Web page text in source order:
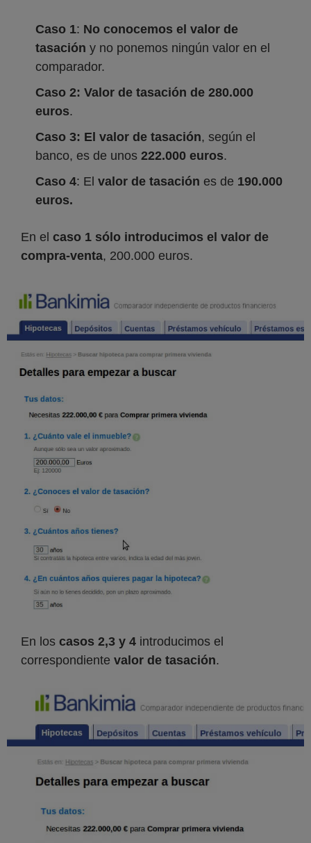
Caso 1: No conocemos el valor de
tasación y no ponemos ningún valor en el
comparador.
Caso 2: Valor de tasación de 280.000
euros.
Caso 3: El valor de tasación, según el
banco, es de unos 222.000 euros.
Caso 4: El valor de tasación es de 190.000
euros.
En el caso 1 sólo introducimos el valor de
compra-venta, 200.000 euros.
En los casos 2,3 y 4 introducimos el
correspondiente valor de tasación.